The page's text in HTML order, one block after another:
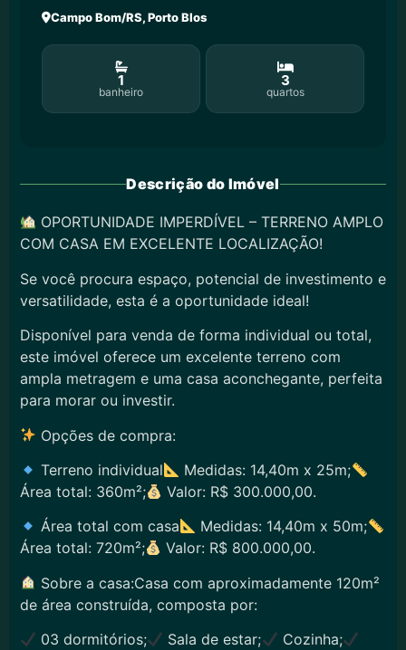
Campo Bom/RS, Porto Blos
1
banheiro
3
quartos
Descrição do Imóvel
OPORTUNIDADE IMPERDÍVEL – TERRENO AMPLO
COM CASA EM EXCELENTE LOCALIZAÇÃO!
Se você procura espaço, potencial de investimento e
versatilidade, esta é a oportunidade ideal!
Disponível para venda de forma individual ou total,
este imóvel oferece um excelente terreno com
ampla metragem e uma casa aconchegante, perfeita
para morar ou investir.
Opções de compra:
Terreno individual
Medidas: 14,40m x 25m;
Área total: 360m²;
Valor: R$ 300.000,00.
Área total com casa
Medidas: 14,40m x 50m;
Área total: 720m²;
Valor: R$ 800.000,00.
Sobre a casa:Casa com aproximadamente 120m²
de área construída, composta por:
03 dormitórios;
Sala de estar;
Cozinha;